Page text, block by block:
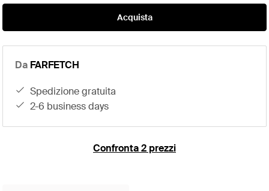
Acquista
Da FARFETCH
spedizione gratuita
2-6 business days
Confronta 2 prezzi